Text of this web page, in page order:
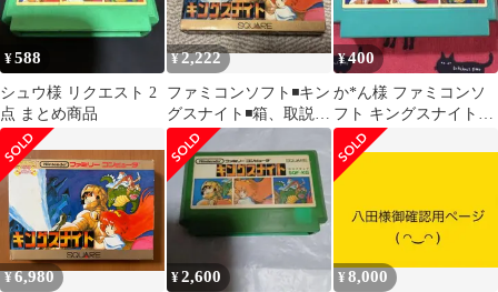
¥588
シュウ様 リクエスト 2
点 まとめ商品
¥2,222
ファミコンソフト◾️キン
グスナイト◾️箱、取説付
き
¥400
か*ん様 ファミコンソ
フト キングスナイト
動作確認済
¥6,980 ¥2,600 ¥8,000